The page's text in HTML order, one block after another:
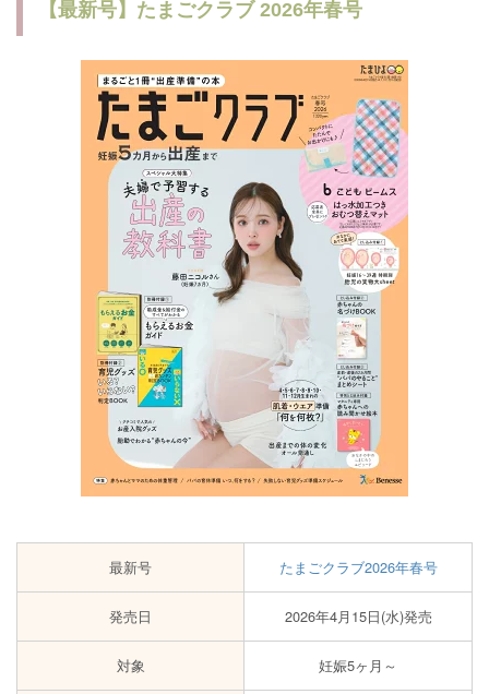
【最新号】たまごクラブ 2026年春号
最新号 たまごクラブ2026年春号
発売日 2026年4月15日(水)発売
対象 妊娠5ヶ月～